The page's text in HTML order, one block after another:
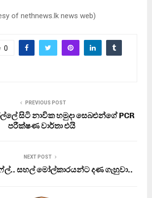
of nethnews.lk news web)
0
PREVIOUS POST
සිටි නාවික හමුදා සෙබළුන්ගේ PCR
පරීක්ෂණ වාර්තා එයි
NEXT POST
සහල් මෝල්කාරයන්ට දණ ගැහුවා..